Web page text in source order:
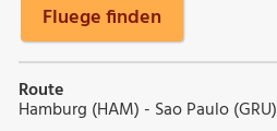
Fluege finden
Route
Hamburg (HAM) - Sao Paulo (GRU)